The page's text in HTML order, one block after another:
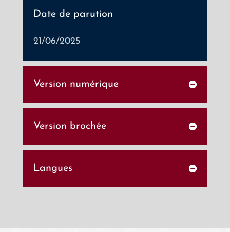
Date de parution
21/06/2025
Version numérique
Version brochée
Langues